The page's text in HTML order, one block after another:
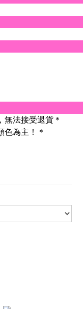
無法接受退貨＊
色為主！＊